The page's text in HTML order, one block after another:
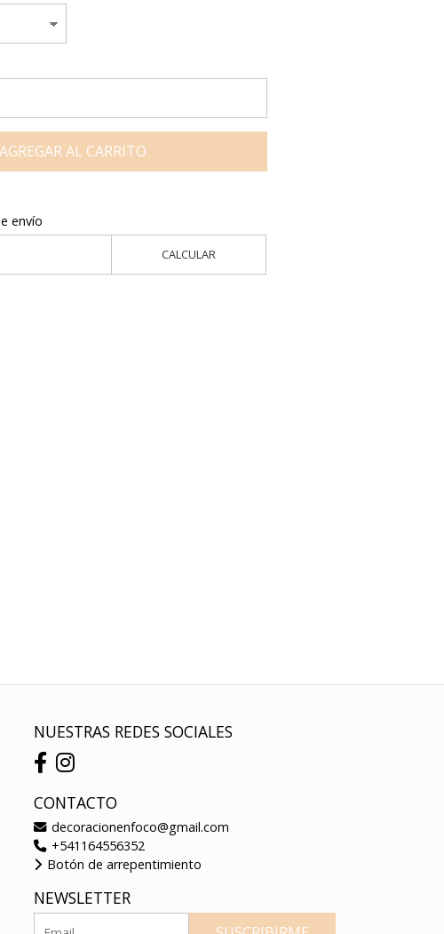
AGREGAR AL CARRITO
envío
CALCULAR
NUESTRAS REDES SOCIALES
CONTACTO
decoracionenfoco@gmail.com
+541164556352
Botón de arrepentimiento
NEWSLETTER